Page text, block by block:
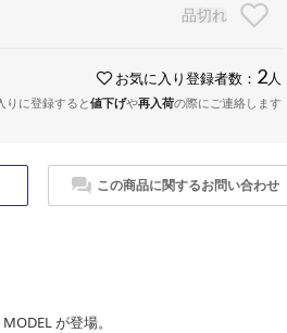
品切れ
お気に入り登録者数： 2 人
りに登録すると値下げや再入荷の際にご連絡します
この商品に関するお問い合わせ
が登場。